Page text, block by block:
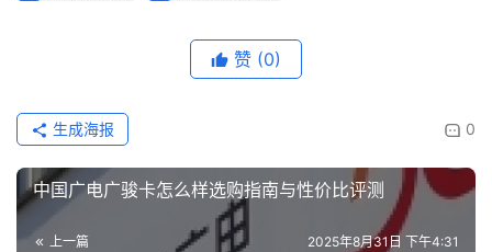
赞 (0)
0
生成海报
中国广电广骏卡怎么样选购指南与性价比评测
上一篇 2025年8月31日 下午4:31